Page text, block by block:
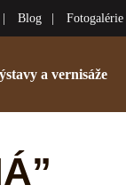
Blog Fotogalérie
a vernisáže